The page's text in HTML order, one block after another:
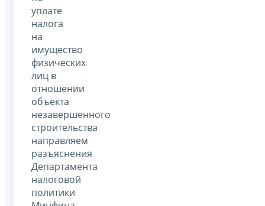
уплате
налога
на
имущество
физических
лиц в
отношении
объекта
незавершенного
строительства
направляем
разъяснения
Департамента
налоговой
политики